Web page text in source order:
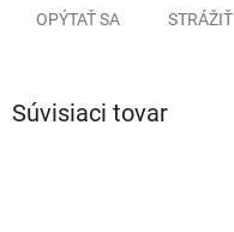
OPÝTAŤ SA STRÁŽIŤ
Súvisiaci tovar